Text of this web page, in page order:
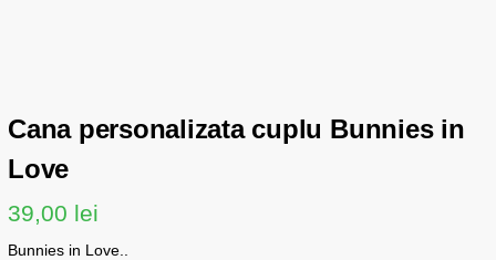
Cana personalizata cuplu Bunnies in
Love
39,00 lei
Bunnies in Love..